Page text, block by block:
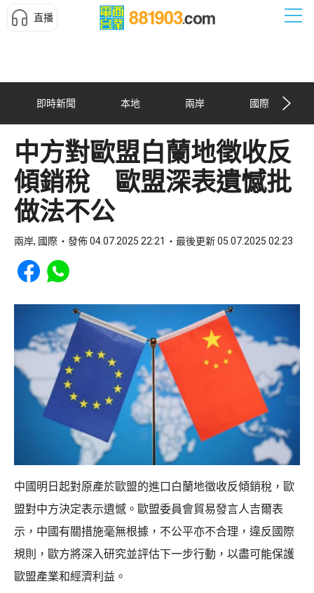
直播
即時新聞 本地 兩岸 國際
中方對歐盟白蘭地徵收反
傾銷稅 歐盟深表遺憾批
做法不公
兩岸, 國際 發佈 04.07.2025 22:21 最後更新 05.07.2025 02:23
Share to Facebook
Share to WhatsApp
中國明日起對原產於歐盟的進口白蘭地徵收反傾銷稅，歐
盟對中方決定表示遺憾。歐盟委員會貿易發言人吉爾表
示，中國有關措施毫無根據，不公平亦不合理，違反國際
規則，歐方將深入研究並評估下一步行動，以盡可能保護
歐盟產業和經濟利益。